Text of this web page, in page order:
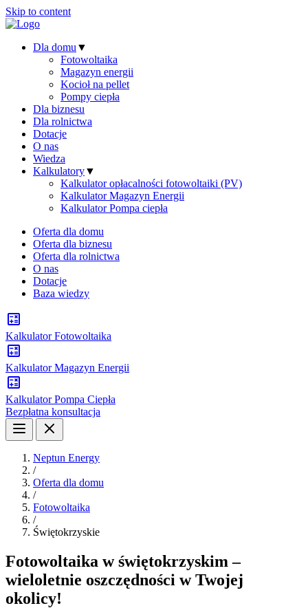
Skip to content
Dla domu ▼
Fotowoltaika
Magazyn energii
Kocioł na pellet
Pompy ciepła
Dla biznesu
Dla rolnictwa
Dotacje
O nas
Wiedza
Kalkulatory▼
Kalkulator opłacalności fotowoltaiki (PV)
Kalkulator Magazyn Energii
Kalkulator Pompa ciepła
Oferta dla domu
Oferta dla biznesu
Oferta dla rolnictwa
O nas
Dotacje
Baza wiedzy
Kalkulator Fotowoltaika
Kalkulator Magazyn Energii
Kalkulator Pompa Ciepła
Bezpłatna konsultacja
Neptun Energy
/
Oferta dla domu
/
Fotowoltaika
/
Świętokrzyskie
Fotowoltaika w świętokrzyskim –
wieloletnie oszczędności w Twojej
okolicy!